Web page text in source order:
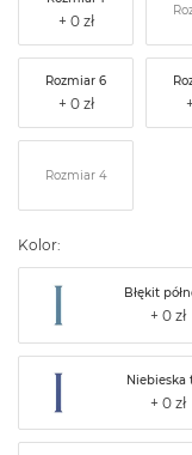
Rozmiar 6
Rozmiar 4
Kolor:
Błękit
Niebieska